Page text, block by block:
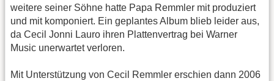
weitere seiner Söhne hatte Papa Remmler mit produziert
und mit komponiert. Ein geplantes Album blieb leider aus,
da Cecil Jonni Lauro ihren Plattenvertrag bei Warner
Music unerwartet verloren.
Mit Unterstützung von Cecil Remmler erschien dann 2006